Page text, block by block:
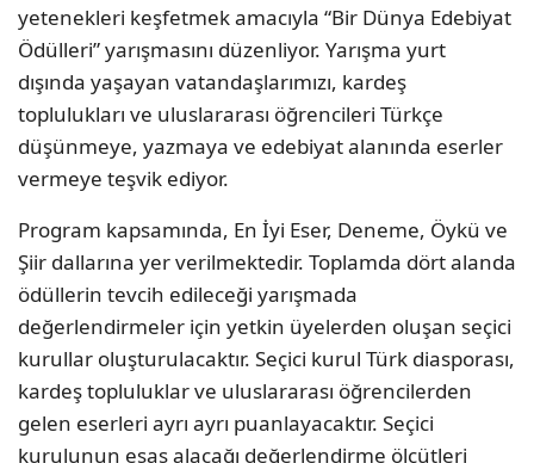
yetenekleri keşfetmek amacıyla “Bir Dünya Edebiyat
Ödülleri” yarışmasını düzenliyor. Yarışma yurt
dışında yaşayan vatandaşlarımızı, kardeş
toplulukları ve uluslararası öğrencileri Türkçe
düşünmeye, yazmaya ve edebiyat alanında eserler
vermeye teşvik ediyor.
Program kapsamında, En İyi Eser, Deneme, Öykü ve
Şiir dallarına yer verilmektedir. Toplamda dört alanda
ödüllerin tevcih edileceği yarışmada
değerlendirmeler için yetkin üyelerden oluşan seçici
kurullar oluşturulacaktır. Seçici kurul Türk diasporası,
kardeş topluluklar ve uluslararası öğrencilerden
gelen eserleri ayrı ayrı puanlayacaktır. Seçici
kurulunun esas alacağı değerlendirme ölçütleri